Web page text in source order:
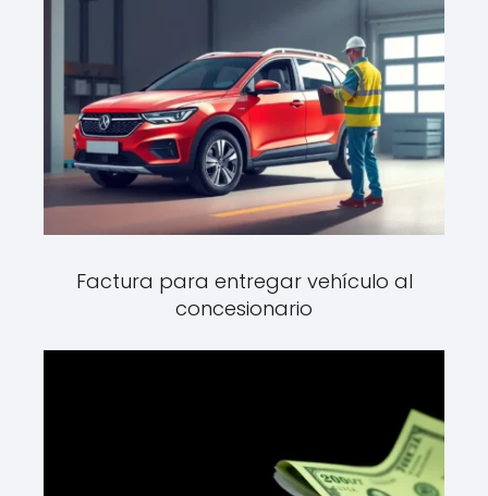
Factura para entregar vehículo al
concesionario